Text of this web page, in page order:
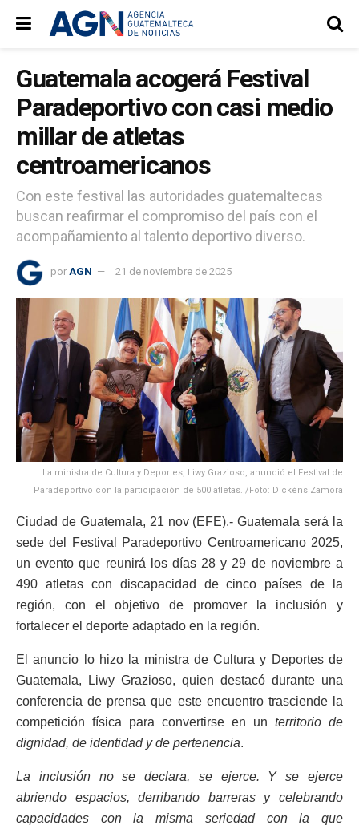
Guatemala acogerá Festival
Paradeportivo con casi medio
millar de atletas
centroamericanos
Con este festival las autoridades guatemaltecas
buscan reafirmar el compromiso del país con el
acompañamiento al talento deportivo diverso.
por AGN 21 de noviembre de 2025
La ministra de Cultura y Deportes, Liwy Grazioso, anunció el Festival de
Paradeportivo con la participación de 500 atletas. /Foto: Dickéns Zamora
Ciudad de Guatemala, 21 nov (EFE).- Guatemala será la
sede del Festival Paradeportivo Centroamericano 2025,
un evento que reunirá los días 28 y 29 de noviembre a
490 atletas con discapacidad de cinco países de la
región, con el objetivo de promover la inclusión y
fortalecer el deporte adaptado en la región.
El anuncio lo hizo la ministra de Cultura y Deportes de
Guatemala, Liwy Grazioso, quien destacó durante una
conferencia de prensa que este encuentro trasciende la
competición física para convertirse en un territorio de
dignidad, de identidad y de pertenencia.
La inclusión no se declara, se ejerce. Y se ejerce
abriendo espacios, derribando barreras y celebrando
capacidades con la misma seriedad con la que